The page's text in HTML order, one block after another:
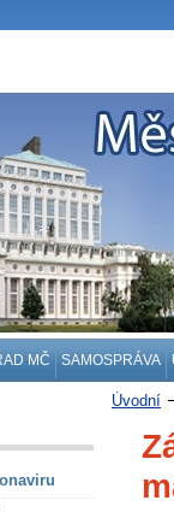
MČ SAMOSPRÁVA
Úvodní